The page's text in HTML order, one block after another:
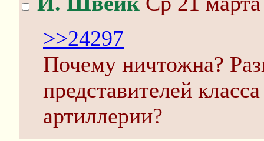
>>24297
Почему ничтожна?
представителей
артиллерии?